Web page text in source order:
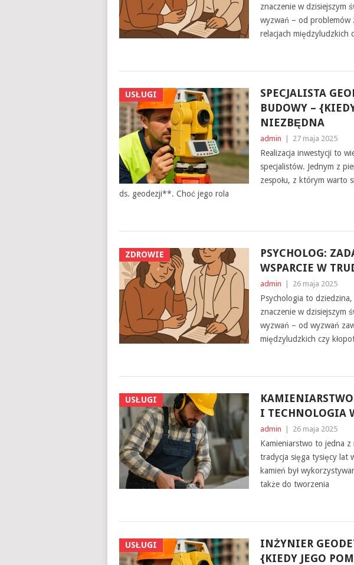
znaczenie w dzisiejszym
wyzwań – od
relacjach międzyludzkich
USŁUGI
SPECJALISTA
BUDOWY –
NIEZBĘDNA
admin 27 maja 2025
Realizacja inwestycji to
specjalistów. Jednym z
zespołu, z którym warto
ds. geodezji**. Choć jego rola
ZDROWIE
PSYCHOLOG:
WSPARCIE W
admin 26 maja 2025
Psychologia to
znaczenie w dzisiejszym
wyzwań – od wyzwań
międzyludzkich czy
USŁUGI
I TECHNOLOGIA
admin 26 maja 2025
Kamieniarstwo to jedna z
tradycja sięga tysięcy lat
kamień był
także do tworzenia
USŁUGI
INŻYNIER
{KIEDY JEGO